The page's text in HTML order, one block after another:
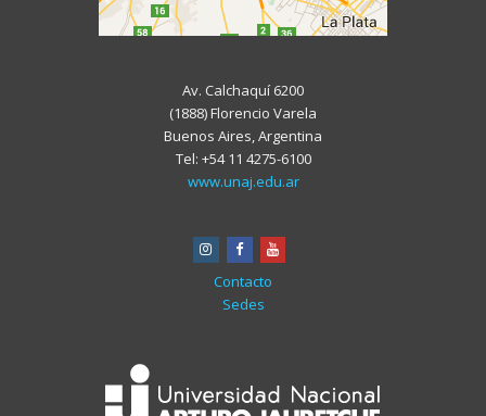
Av. Calchaquí 6200
(1888) Florencio Varela
Buenos Aires, Argentina
Tel: +54 11 4275-6100
www.unaj.edu.ar
instagram
facebookyoutube
Contacto
Sedes